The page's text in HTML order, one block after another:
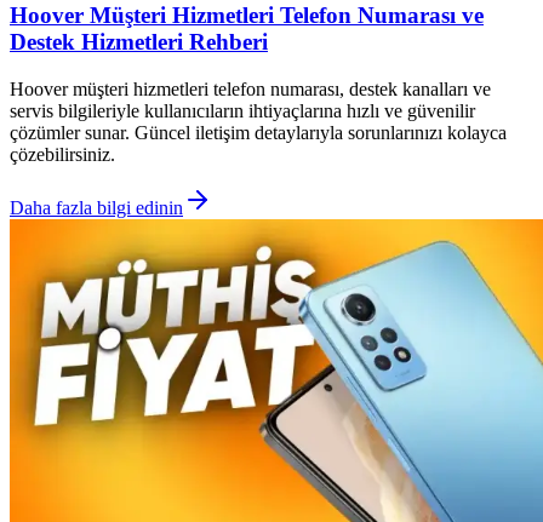
Hoover Müşteri Hizmetleri Telefon Numarası ve
Destek Hizmetleri Rehberi
Hoover müşteri hizmetleri telefon numarası, destek kanalları ve
servis bilgileriyle kullanıcıların ihtiyaçlarına hızlı ve güvenilir
çözümler sunar. Güncel iletişim detaylarıyla sorunlarınızı kolayca
çözebilirsiniz.
Daha fazla bilgi edinin